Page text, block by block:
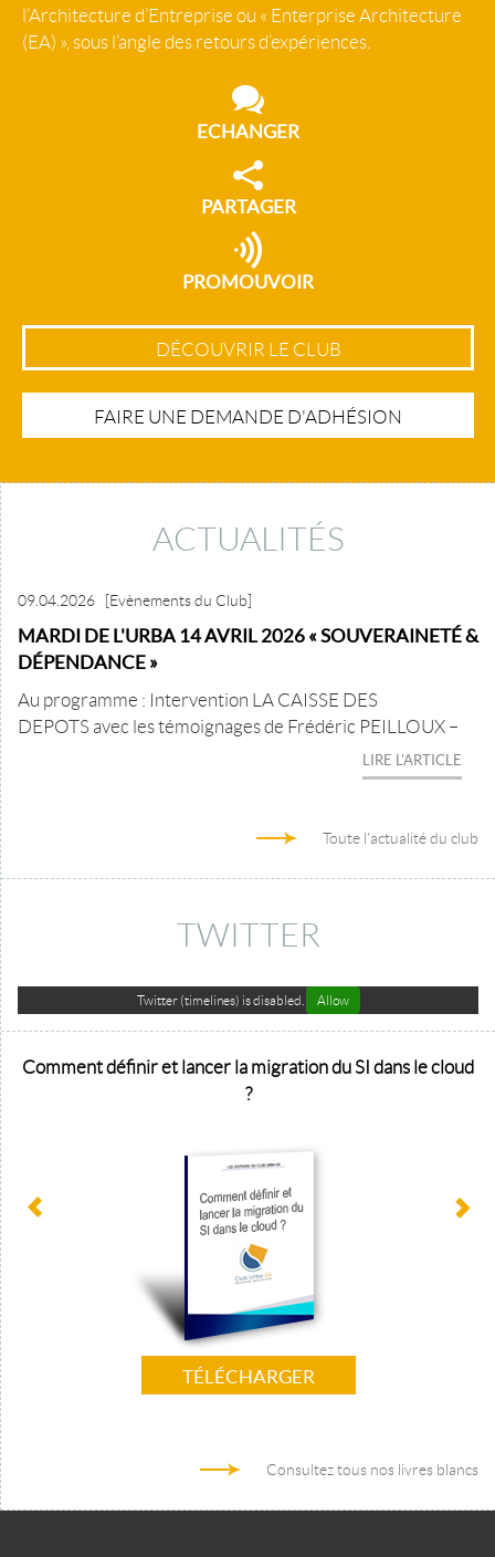
l’Architecture d’Entreprise ou « Enterprise Architecture
(EA) », sous l’angle des retours d’expériences.
ECHANGER
PARTAGER
PROMOUVOIR
DÉCOUVRIR LE CLUB
FAIRE UNE DEMANDE D'ADHÉSION
ACTUALITÉS
09.04.2026 [Evènements du Club]
MARDI DE L'URBA 14 AVRIL 2026 « SOUVERAINETÉ &
DÉPENDANCE »
Au programme : Intervention LA CAISSE DES
DEPOTS avec les témoignages de Frédéric PEILLOUX –
LIRE L'ARTICLE
Toute l'actualité du club
TWITTER
Twitter (timelines) is disabled. Allow
Comment définir et lancer la migration du SI dans le cloud
?
TÉLÉCHARGER
Consultez tous nos livres blancs